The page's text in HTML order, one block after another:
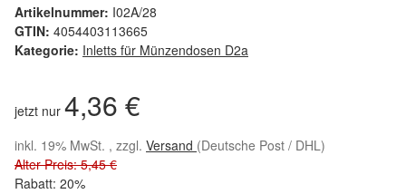
Artikelnummer: I02A/28
GTIN: 4054403113665
Kategorie: Inletts für Münzendosen D2a
jetzt nur 4,36 €
inkl. 19% MwSt. , zzgl. Versand (Deutsche Post / DHL)
Alter Preis: 5,45 €
Rabatt: 20%